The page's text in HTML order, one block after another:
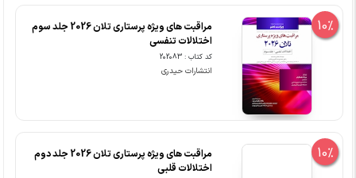
10%
مراقبت های ویژه پرستاری تلان 2026 جلد سوم
اختلالات تنفسی
کد کتاب : 202083
انتشارات حیدری
10%
مراقبت های ویژه پرستاری تلان 2026 جلد دوم
اختلالات قلبی